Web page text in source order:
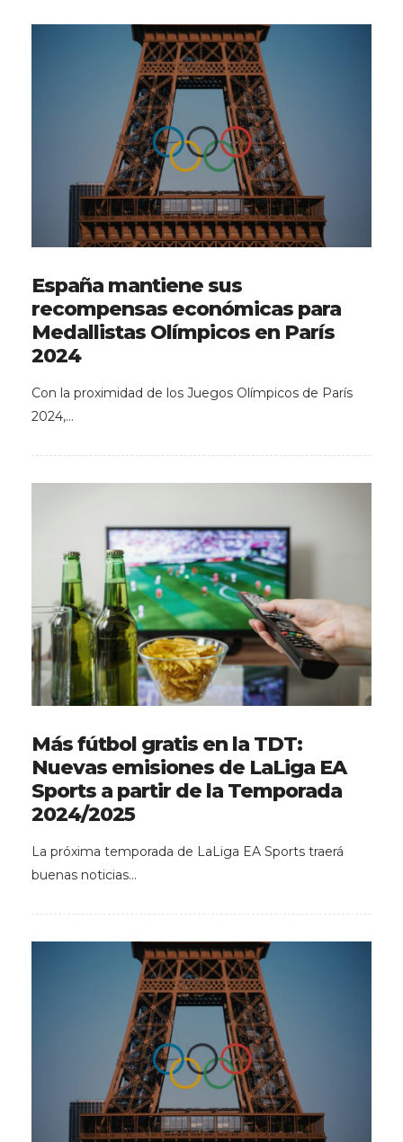
España mantiene sus
recompensas económicas para
Medallistas Olímpicos en París
2024
Con la proximidad de los Juegos Olímpicos de París
2024,…
Más fútbol gratis en la TDT:
Nuevas emisiones de LaLiga EA
Sports a partir de la Temporada
2024/2025
La próxima temporada de LaLiga EA Sports traerá
buenas noticias…